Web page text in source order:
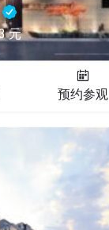
元
预约参观